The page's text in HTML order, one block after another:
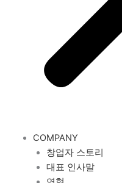
COMPANY
창업자 스토리
대표 인사말